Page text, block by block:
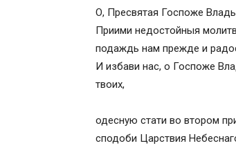
О, Пресвятая Госпоже
Приими недостойныя
подаждь нам прежде и
И избави нас, о Госпоже
твоих,
одесную стати во втором
сподоби Царствия